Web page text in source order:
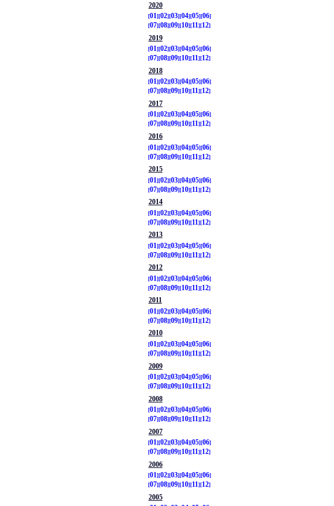
2020
01
02 03 04 05 06
07 08 09 10 11
12
2019
01
02 03 04 05 06
07 08 09 10 11
12
2018
01 02 03 04 05 06
07 08 09 10 11 12
2017
01 02 03 04 05 06
07 08 09 10 11 12
2016
01
02 03 04 05 06
07 08 09 10 11
12
2015
01
02 03 04 05 06
07 08 09 10 11
12
2014
01
02 03 04 05 06
07 08 09 10 11
12
2013
01
02 03 04 05 06
07 08 09 10 11
12
2012
01
02 03 04 05 06
07 08 09 10 11
12
2011
01
02 03 04 05 06
07 08 09 10 11
12
2010
01
02 03 04 05 06
07 08 09 10 11
12
2009
01
02 03 04 05 06
07 08 09 10 11
12
2008
01
02 03 04 05 06
07 08 09 10 11
12
2007
01
02 03 04 05 06
07 08 09 10 11
12
2006
01
02 03 04 05 06
07 08 09 10 11
12
2005